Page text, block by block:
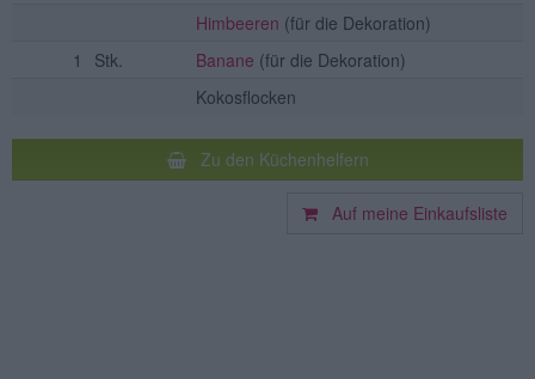
Himbeeren (für die Dekoration)
1
Stk. Banane (für die Dekoration)
Kokosflocken
Zu den Küchenhelfern
Auf meine Einkaufsliste